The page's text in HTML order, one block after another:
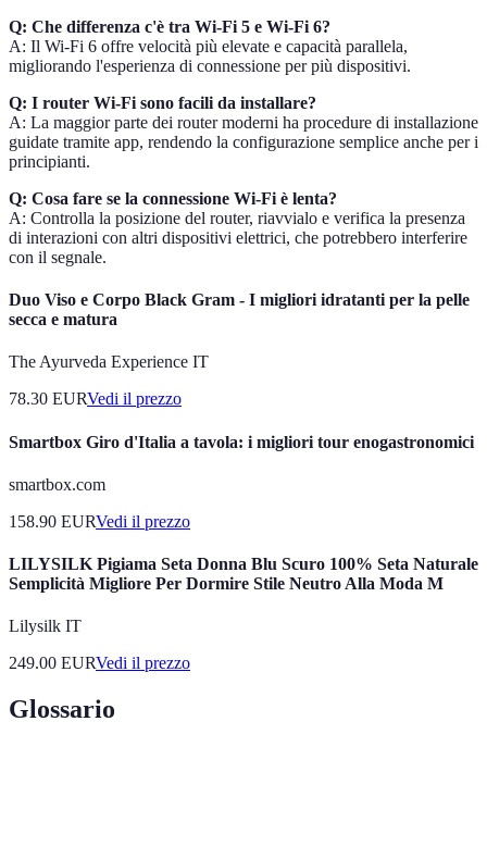
Q: Che differenza c'è tra Wi-Fi 5 e Wi-Fi 6?
A: Il Wi-Fi 6 offre velocità più elevate e capacità parallela,
migliorando l'esperienza di connessione per più dispositivi.
Q: I router Wi-Fi sono facili da installare?
A: La maggior parte dei router moderni ha procedure di installazione
guidate tramite app, rendendo la configurazione semplice anche per i
principianti.
Q: Cosa fare se la connessione Wi-Fi è lenta?
A: Controlla la posizione del router, riavvialo e verifica la presenza
di interazioni con altri dispositivi elettrici, che potrebbero interferire
con il segnale.
Duo Viso e Corpo Black Gram - I migliori idratanti per la pelle
secca e matura
The Ayurveda Experience IT
78.30 EURVedi il prezzo
Smartbox Giro d'Italia a tavola: i migliori tour enogastronomici
smartbox.com
158.90 EURVedi il prezzo
LILYSILK Pigiama Seta Donna Blu Scuro 100% Seta Naturale
Semplicità Migliore Per Dormire Stile Neutro Alla Moda M
Lilysilk IT
249.00 EURVedi il prezzo
Glossario